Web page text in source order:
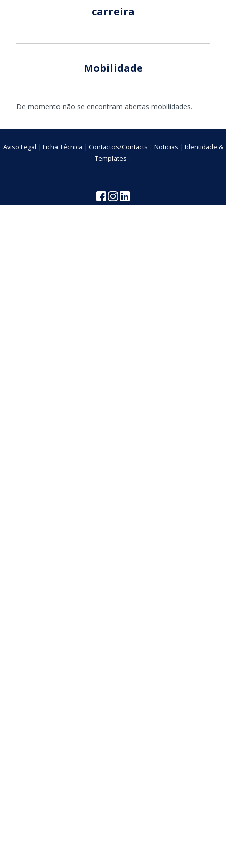
carreira
Mobilidade
De momento não se encontram abertas mobilidades.
Aviso Legal | Ficha Técnica | Contactos/Contacts | Noticias | Identidade &
Templates |